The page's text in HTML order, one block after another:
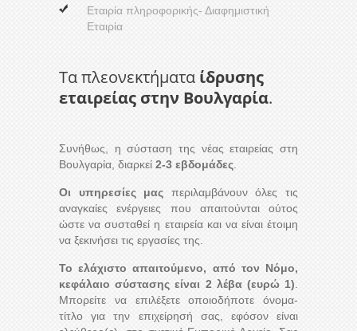
Εταιρία πληροφορικής- Διαφημιστική
Εταιρία
Τα πλεονεκτήματα ίδρυσης
εταιρείας στην Βουλγαρία.
Συνήθως, η σύσταση της νέας εταιρείας στη
Βουλγαρία, διαρκεί 2-3 εβδομάδες
Οι υπηρεσίες μας περιλαμβάνουν όλες τις
αναγκαίες ενέργειες που απαιτούνται ούτος
ώστε να συσταθεί η εταιρεία και να είναι έτοιμη
να ξεκινήσει τις εργασίες της.
Το ελάχιστο απαιτούμενο, από τον Νόμο,
κεφάλαιο σύστασης είναι 2 λέβα (ευρώ 1)
Μπορείτε να επιλέξετε οποιοδήποτε όνομα-
τίτλο για την επιχείρησή σας, εφόσον είναι